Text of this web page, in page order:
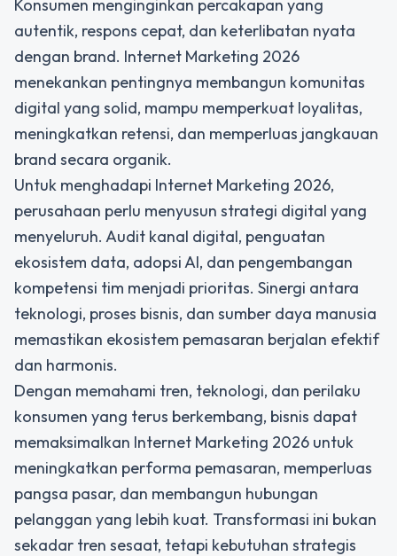
Konsumen menginginkan percakapan yang
autentik, respons cepat, dan keterlibatan nyata
dengan brand. Internet Marketing 2026
menekankan pentingnya membangun komunitas
digital yang solid, mampu memperkuat loyalitas,
meningkatkan retensi, dan memperluas jangkauan
brand secara organik.
Untuk menghadapi Internet Marketing 2026,
perusahaan perlu menyusun strategi digital yang
menyeluruh. Audit kanal digital, penguatan
ekosistem data, adopsi AI, dan pengembangan
kompetensi tim menjadi prioritas. Sinergi antara
teknologi, proses bisnis, dan sumber daya manusia
memastikan ekosistem pemasaran berjalan efektif
dan harmonis.
Dengan memahami tren, teknologi, dan perilaku
konsumen yang terus berkembang, bisnis dapat
memaksimalkan Internet Marketing 2026 untuk
meningkatkan performa pemasaran, memperluas
pangsa pasar, dan membangun hubungan
pelanggan yang lebih kuat. Transformasi ini bukan
sekadar tren sesaat, tetapi kebutuhan strategis